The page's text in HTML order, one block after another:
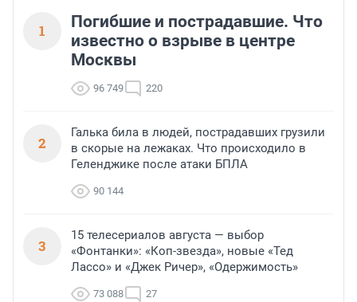
1
Погибшие и пострадавшие. Что
известно о взрыве в центре
Москвы
96 749 220
2
Галька била в людей, пострадавших грузили
в скорые на лежаках. Что происходило в
Геленджике после атаки БПЛА
90 144
3
15 телесериалов августа — выбор
«Фонтанки»: «Коп-звезда», новые «Тед
Лассо» и «Джек Ричер», «Одержимость»
73 088 27